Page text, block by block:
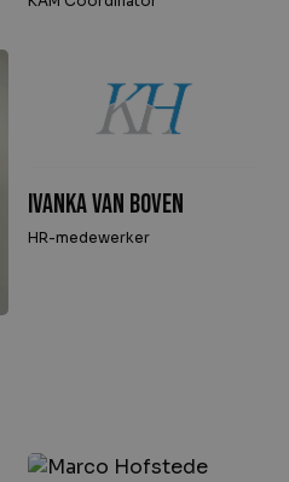
Ivanka van Boven
HR-medewerker